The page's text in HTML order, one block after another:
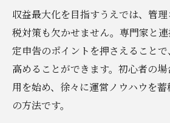
収益最大化を目指すうえでは、管
税対策も欠かせません。専門家と
定申告のポイントを押さえること
高めることができます。初心者の
用を始め、徐々に運営ノウハウを
の方法です。